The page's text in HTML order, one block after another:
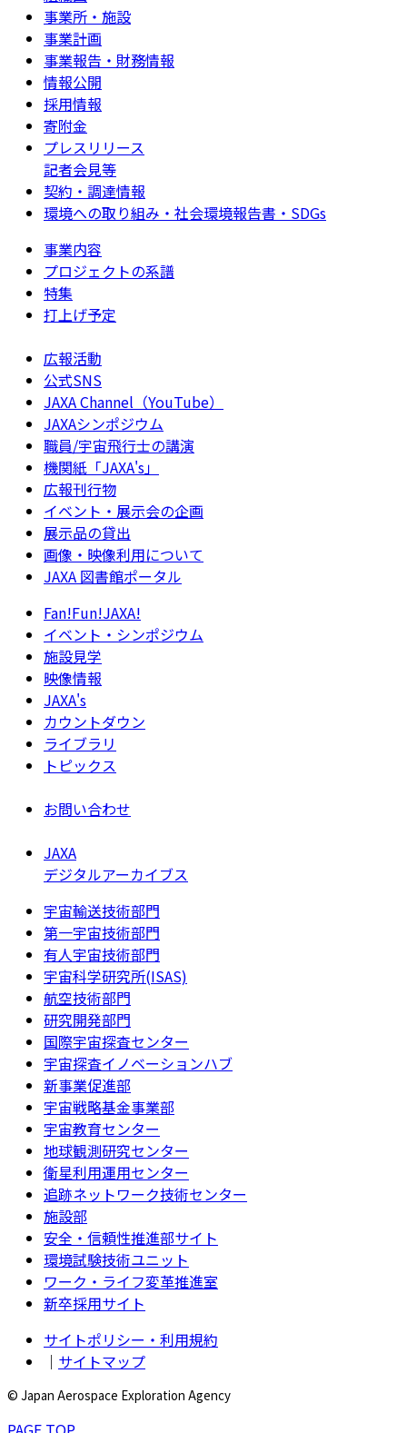
事業所・施設
事業計画
事業報告・財務情報
情報公開
採用情報
寄附金
プレスリリース
記者会見等
契約・調達情報
環境への取り組み・社会環境報告書・SDGs
事業内容
プロジェクトの系譜
特集
打上げ予定
広報活動
公式SNS
JAXA Channel（YouTube）
JAXAシンポジウム
職員/宇宙飛行士の講演
機関紙「JAXA's」
広報刊行物
イベント・展示会の企画
展示品の貸出
画像・映像利用について
JAXA 図書館ポータル
Fan!Fun!JAXA!
イベント・シンポジウム
施設見学
映像情報
JAXA's
カウントダウン
ライブラリ
トピックス
お問い合わせ
JAXA
デジタルアーカイブス
宇宙輸送技術部門
第一宇宙技術部門
有人宇宙技術部門
宇宙科学研究所(ISAS)
航空技術部門
研究開発部門
国際宇宙探査センター
宇宙探査イノベーションハブ
新事業促進部
宇宙戦略基金事業部
宇宙教育センター
地球観測研究センター
衛星利用運用センター
追跡ネットワーク技術センター
施設部
安全・信頼性推進部サイト
環境試験技術ユニット
ワーク・ライフ変革推進室
新卒採用サイト
サイトポリシー・利用規約
｜ サイトマップ
© Japan Aerospace Exploration Agency